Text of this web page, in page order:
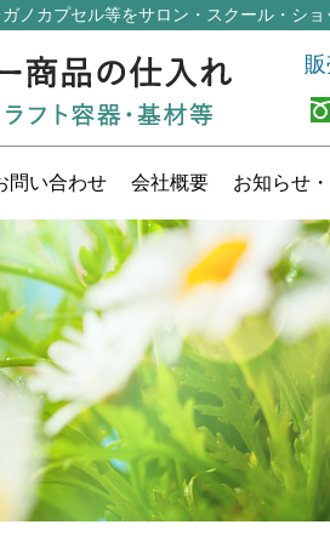
ノカプセル等をサロン・スクール・ショ
問い合わせ 会社概要 お知らせ